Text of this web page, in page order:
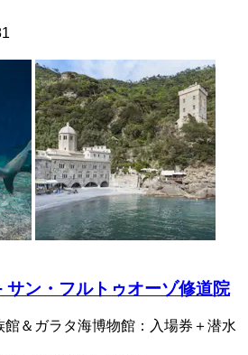
サン・フルトゥオーゾ修道院
館＆ガラタ海博物館：入場券＋潜水